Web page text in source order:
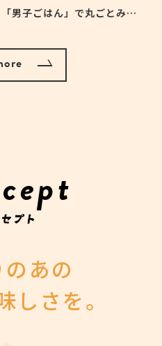
テレビ東京の国分太一さんの「男子ごはん」で丸ごとみかんチーズケエキが登場
あの
しさを。